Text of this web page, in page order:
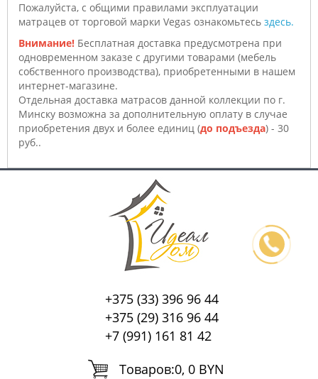
Пожалуйста, с общими правилами эксплуатации
матрацев от торговой марки Vegas ознакомьтесь здесь.
Внимание! Бесплатная доставка предусмотрена при
одновременном заказе с другими товарами (мебель
собственного производства), приобретенными в нашем
интернет-магазине.
Отдельная доставка матрасов данной коллекции по г.
Минску возможна за дополнительную оплату в случае
приобретения двух и более единиц (до подъезда) - 30
руб..
+375 (33) 396 96 44
+375 (29) 316 96 44
+7 (991) 161 81 42
Tоваров:0, 0 BYN